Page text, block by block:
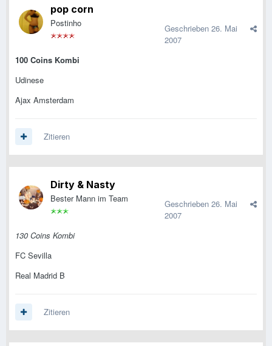
pop corn
Postinho Geschrieben 26. Mai
2007
100 Coins Kombi
Udinese
Ajax Amsterdam
Zitieren
Dirty & Nasty
Bester Mann im Team Geschrieben 26. Mai
2007
130 Coins Kombi
FC Sevilla
Real Madrid B
Zitieren